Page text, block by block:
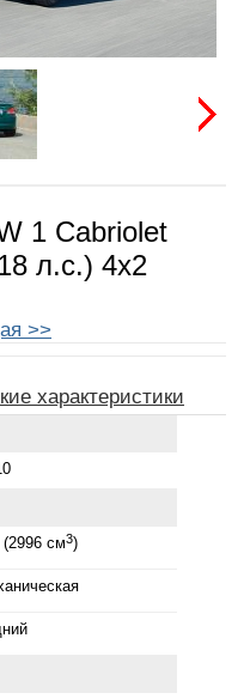
1 Cabriolet
л.с.) 4x2
>>
характеристики
(2996 см3)